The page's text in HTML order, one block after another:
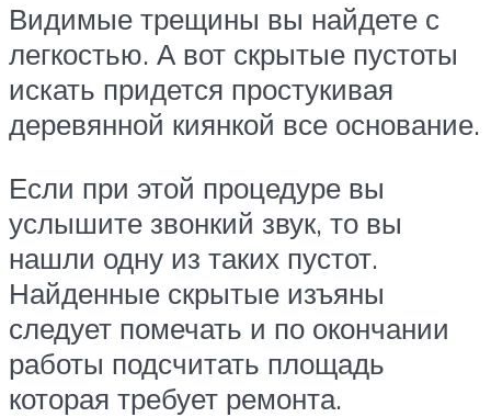
Видимые трещины вы найдете с
легкостью. А вот скрытые пустоты
искать придется простукивая
деревянной киянкой все основание.
Если при этой процедуре вы
услышите звонкий звук, то вы
нашли одну из таких пустот.
Найденные скрытые изъяны
следует помечать и по окончании
работы подсчитать площадь
которая требует ремонта.